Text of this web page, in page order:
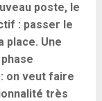
poste, le
: passer le
place. Une
on veut faire
très